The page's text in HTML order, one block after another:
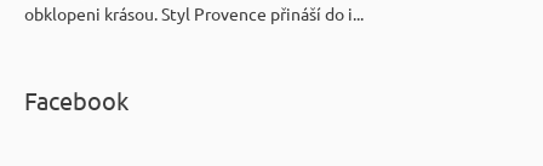
obklopeni krásou. Styl Provence přináší do i...
Facebook